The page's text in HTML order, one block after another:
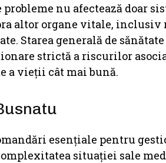
nu afectează doar
altor organe vitale,
Starea generală de
strictă a riscurilor
a vieții cât mai bună.
esențiale pentru
situației sale